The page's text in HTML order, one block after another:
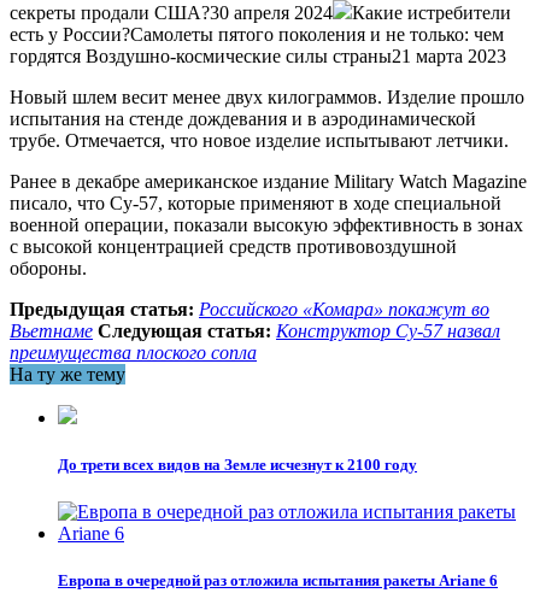
секреты продали США?30 апреля 2024
Какие истребители
есть у России?Самолеты пятого поколения и не только: чем
гордятся Воздушно-космические силы страны21 марта 2023
Новый шлем весит менее двух килограммов. Изделие прошло
испытания на стенде дождевания и в аэродинамической
трубе. Отмечается, что новое изделие испытывают летчики.
Ранее в декабре американское издание Military Watch Magazine
писало, что Су-57, которые применяют в ходе специальной
военной операции, показали высокую эффективность в зонах
с высокой концентрацией средств противовоздушной
обороны.
Предыдущая статья: Российского «Комара» покажут во
Вьетнаме Следующая статья: Конструктор Су-57 назвал
преимущества плоского сопла
На ту же тему
До трети всех видов на Земле исчезнут к 2100 году
Европа в очередной раз отложила испытания ракеты Ariane 6